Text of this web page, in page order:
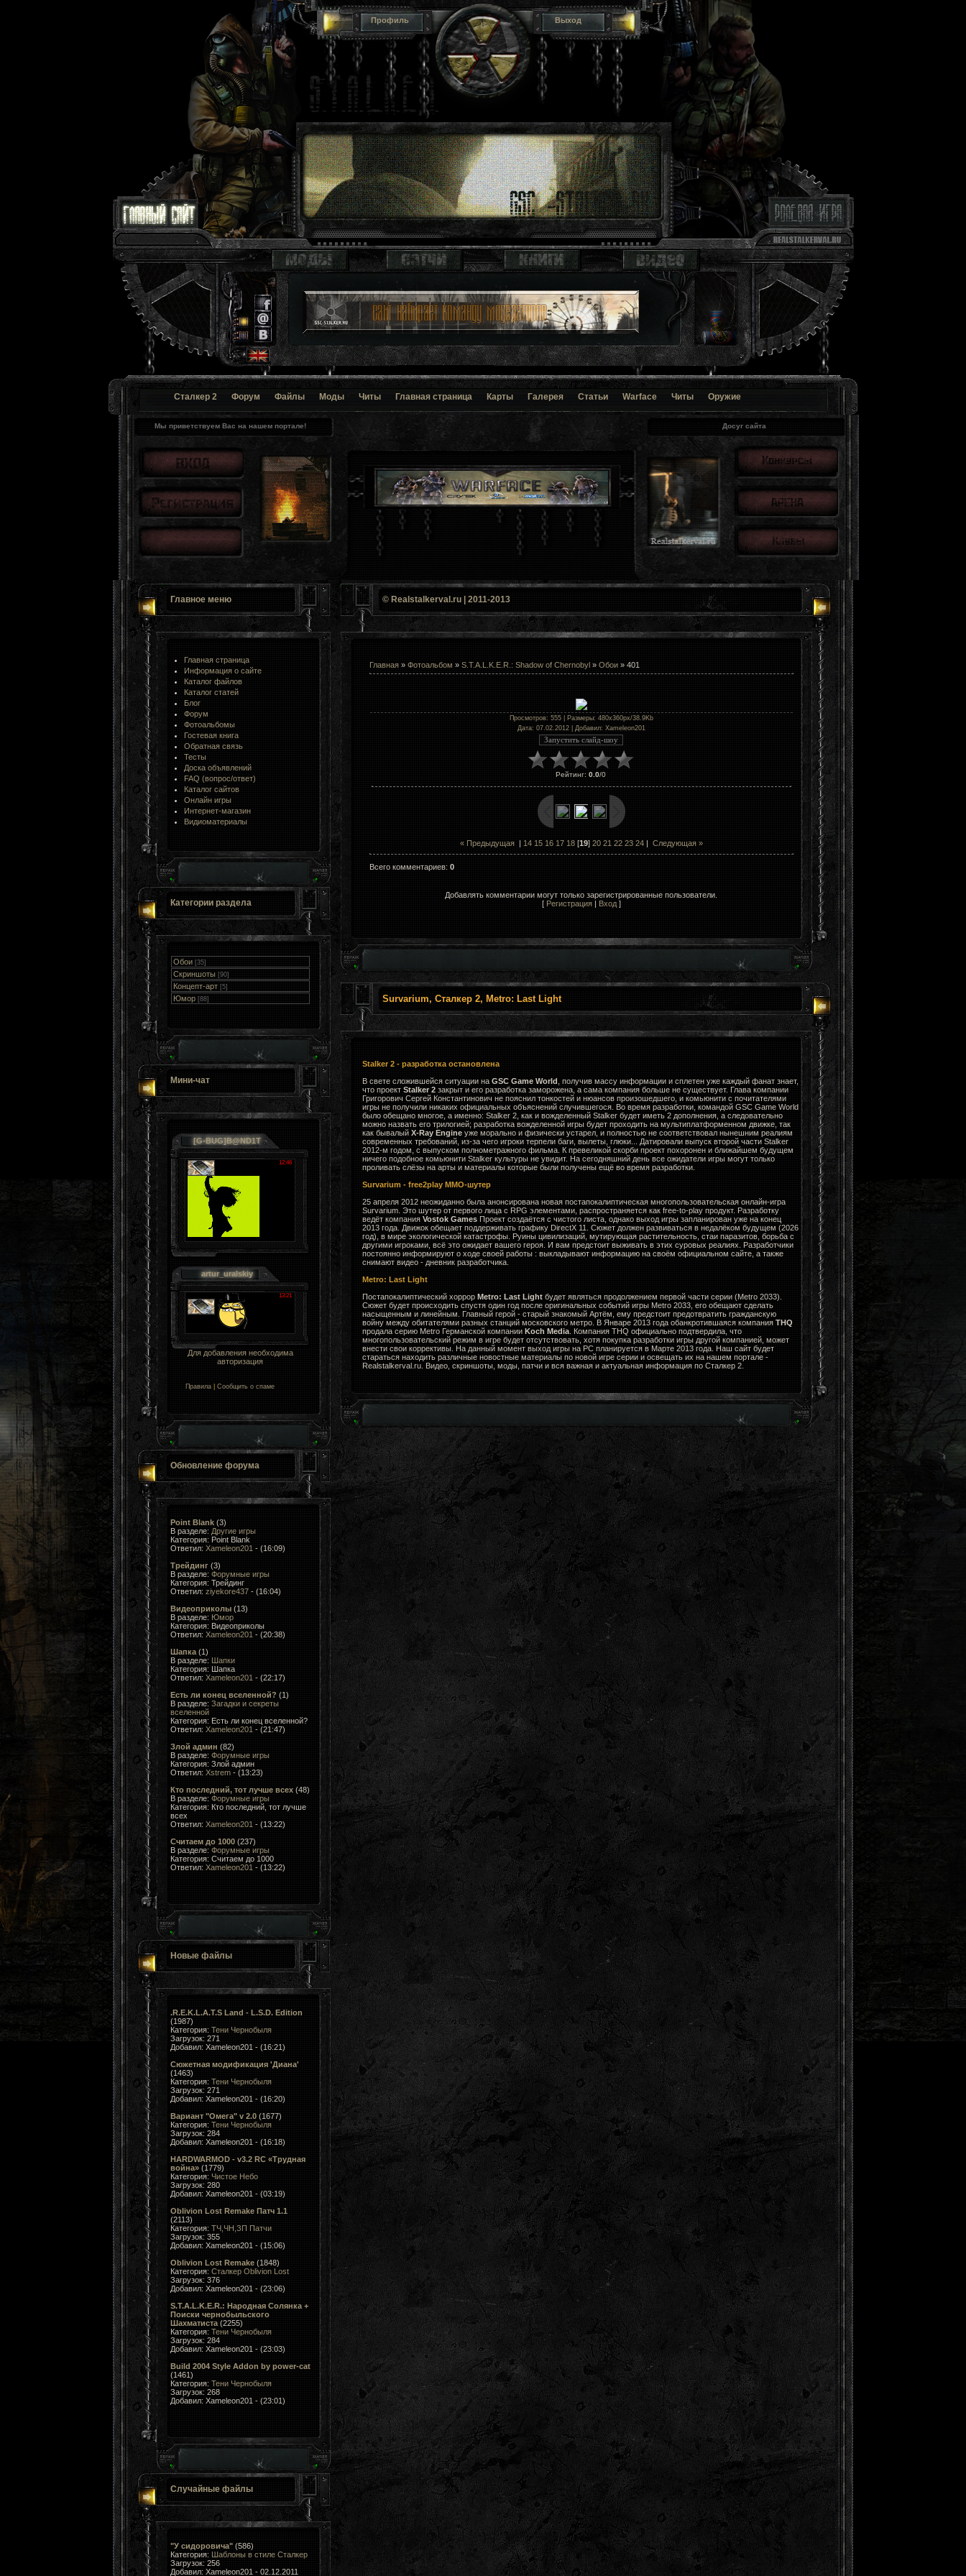
Профиль Выход
Сталкер 2 Форум Файлы Моды Читы Главная страница Карты Галерея Статьи Warface Читы Оружие
Досуг сайта
Мы приветствуем Вас на нашем портале!
Главное меню
Главная страница
Информация о сайте
Каталог файлов
Каталог статей
Блог
Форум
Фотоальбомы
Гостевая книга
Обратная связь
Тесты
Доска объявлений
FAQ (вопрос/ответ)
Каталог сайтов
Онлайн игры
Интернет-магазин
Видиоматериалы
Категории раздела
Обои [35]
Скриншоты [90]
Концепт-арт [5]
Юмор [88]
Мини-чат
Для добавления необходима
авторизация
Правила| Сообщить о спаме
Обновление форума
Point Blank(3)
В разделе: Другие игры
Категория: Point Blank
Ответил: Xameleon201 - (16:09)
Трейдинг(3)
В разделе: Форумные игры
Категория: Трейдинг
Ответил: ziyekore437- (16:04)
Видеоприколы(13)
В разделе: Юмор
Категория: Видеоприколы
Ответил: Xameleon201 - (20:38)
Шапка(1)
В разделе: Шапки
Категория: Шапка
Ответил: Xameleon201 - (22:17)
Есть ли конец вселенной? (1)
В разделе: Загадки и секреты
вселенной
Категория: Есть ли конец вселенной?
Ответил: Xameleon201 - (21:47)
Злой админ (82)
В разделе: Форумные игры
Категория: Злой админ
Ответил: Xstrem- (13:23)
Кто последний, тот лучше всеx(48)
В разделе: Форумные игры
Категория: Кто последний, тот лучше
всеx
Ответил: Xameleon201 - (13:22)
Считаем до 1000(237)
В разделе: Форумные игры
Категория: Считаем до 1000
Ответил: Xameleon201 - (13:22)
Новые файлы
.R.E.K.L.A.T.S Land - L.S.D. Edition
(1987)
Категория: Тени Чернобыля
Загрузок: 271
Добавил: Xameleon201 - (16:21)
Сюжетная модификация 'Диана'
(1463)
Категория: Тени Чернобыля
Загрузок: 271
Добавил: Xameleon201 - (16:20)
Вариант "Омега" v 2.0(1677)
Категория: Тени Чернобыля
Загрузок: 284
Добавил: Xameleon201 - (16:18)
HARDWARMOD - v3.2 RC «Трудная
война»(1779)
Категория: Чистое Небо
Загрузок: 280
Добавил: Xameleon201 - (03:19)
Oblivion Lost Remake Патч 1.1
(2113)
Категория: ТЧ,ЧН,ЗП Патчи
Загрузок: 355
Добавил: Xameleon201 - (15:06)
Oblivion Lost Remake(1848)
Категория: Сталкер Oblivion Lost
Загрузок: 376
Добавил: Xameleon201 - (23:06)
S.T.A.L.K.E.R.: Народная Солянка +
Поиски чернобыльского
Шахматиста(2255)
Категория: Тени Чернобыля
Загрузок: 284
Добавил: Xameleon201 - (23:03)
Build 2004 Style Addon by power-cat
(1461)
Категория: Тени Чернобыля
Загрузок: 268
Добавил: Xameleon201 - (23:01)
Случайные файлы
"У сидоровича"(586)
Категория: Шаблоны в стиле Сталкер
Загрузок: 256
Добавил: Xameleon201 - 02.12.2011
© Realstalkerval.ru | 2011-2013
Главная» Фотоальбом » S.T.A.L.K.E.R.: Shadow of Chernobyl» Обои» 401
Просмотров: 555 | Размеры: 480x360px/38.9Kb
Дата: 07.02.2012 | Добавил: Xameleon201
Рейтинг: 0.0/0
« Предыдущая| 14 15 16 17 18[19] 20 21 22 23 24| Следующая »
Всего комментариев: 0
Добавлять комментарии могут только зарегистрированные пользователи.
[ Регистрация| Вход]
Survarium, Сталкер 2, Metro: Last Light
Stalker 2 - разработка остановлена
В свете сложившейся ситуации на GSC Game World , получив массу информации и сплетен уже каждый фанат знает,
что проект Stalker 2закрыт и его разработка заморожена, а сама компания больше не существует. Глава компании
Григорович Сергей Константинович не пояснил тонкостей и нюансов произошедшего, и комьюнити с почитателями
игры не получили никаких официальных объяснений случившегося. Во время разработки, командой GSC Game World
было обещано многое, а именно: Stalker 2, как и вожделенный Stalker будет иметь 2 дополнения, а следовательно
можно назвать его трилогией; разработка вожделенной игры будет проходить на мультиплатформенном движке, так
как бывалый X-Ray Engineуже морально и физически устарел, и полностью не соответствовал нынешним реалиям
современных требований, из-за чего игроки терпели баги, вылеты, глюки... Датировали выпуск второй части Stalker
2012-м годом, с выпуском полнометражного фильма. К превеликой скорби проект похоронен и ближайшем будущем
ничего подобное комьюнити Stalker культуры не увидит. На сегодняшний день все ожидатели игры могут только
проливать слёзы на арты и материалы которые были получены ещё во время разработки.
Survarium - free2play MMO-шутер
25 апреля 2012 неожиданно была анонсирована новая постапокалиптическая многопользовательская онлайн-игра
Survarium. Это шутер от первого лица с RPG элементами, распространяется как free-to-play продукт. Разработку
ведёт компания Vostok GamesПроект создаётся с чистого листа, однако выход игры запланирован уже на конец
2013 года. Движок обещает поддерживать графику DirectX 11. Сюжет должен развиваться в недалёком будущем (2026
год), в мире экологической катастрофы. Руины цивилизаций, мутирующая растительность, стаи паразитов, борьба с
другими игроками, всё это ожидает вашего героя. И вам предстоит выживать в этих суровых реалиях. Разработчики
постоянно информируют о ходе своей работы : выкладывают информацию на своём официальном сайте, а также
снимают видео - дневник разработчика.
Metro: Last Light
Постапокалиптический хоррор Metro: Last Lightбудет являться продолжением первой части серии (Metro 2033).
Сюжет будет происходить спустя один год после оригинальных событий игры Metro 2033, его обещают сделать
насыщенным и линейным. Главный герой - старый знакомый Артём, ему предстоит предотвратить гражданскую
войну между обитателями разных станций московского метро. В Январе 2013 года обанкротившаяся компания THQ
продала серию Metro Германской компании Koch Media. Компания THQ официально подтвердила, что
многопользовательский режим в игре будет отсутствовать, хотя покупка разработки игры другой компанией, может
внести свои коррективы. На данный момент выход игры на PC планируется в Марте 2013 года. Наш сайт будет
стараться находить различные новостные материалы по новой игре серии и освещать их на нашем портале -
Realstalkerval.ru. Видео, скриншоты, моды, патчи и вся важная и актуальная информация по Сталкер 2.